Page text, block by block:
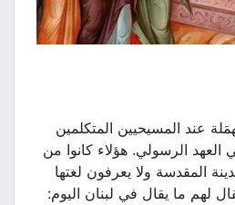
عند المسيحيين المتكلمين
الرسولي. هؤلاء كانوا من
المقدسة ولا يعرفون لغتها
لهم ما يقال في لبنان اليوم: